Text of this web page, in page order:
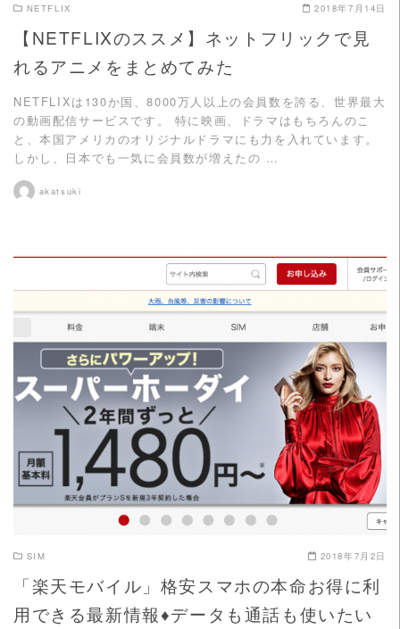
NETFLIX 2018年7月14日
【NETFLIXのススメ】ネットフリックで見
れるアニメをまとめてみた
NETFLIXは130か国、8000万人以上の会員数を誇る、世界最大
の動画配信サービスです。 特に映画、ドラマはもちろんのこ
と、本国アメリカのオリジナルドラマにも力を入れています。
しかし、日本でも一気に会員数が増えたの …
akatsuki
READ MORE
SIM 2018年7月2日
「楽天モバイル」格安スマホの本命お得に利
用できる最新情報♦データも通話も使いたい